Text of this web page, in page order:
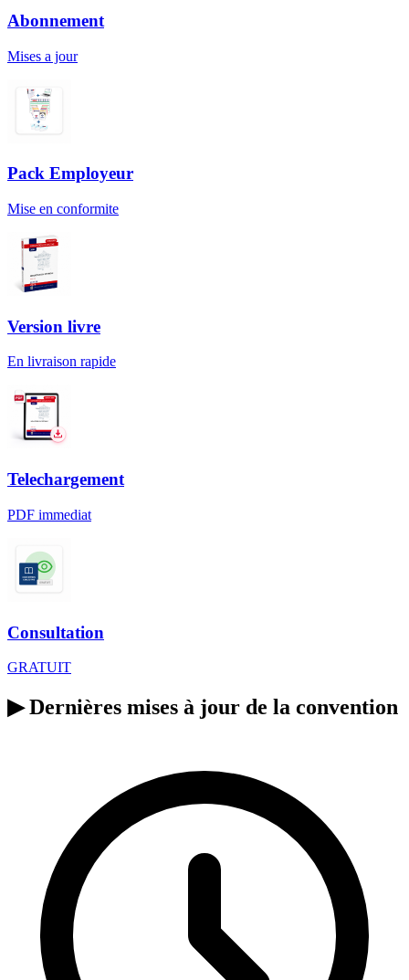
Abonnement
Mises a jour
Pack Employeur
Mise en conformite
Version livre
En livraison rapide
Telechargement
PDF immediat
Consultation
GRATUIT
▶Dernières mises à jour de la convention